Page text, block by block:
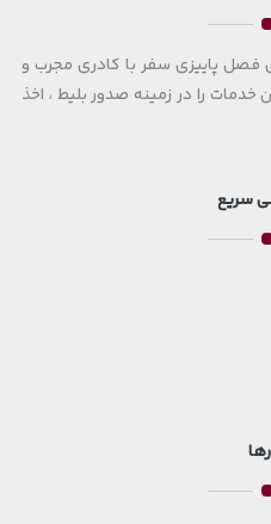
پاییزی سفر با کادری مجرب و
را در زمینه صدور بلیط ، اخذ
سریع